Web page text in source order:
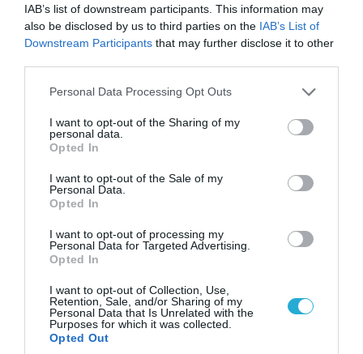
IAB’s list of downstream participants. This information may
also be disclosed by us to third parties on the IAB’s List of
Downstream Participants that may further disclose it to other
Please note that this website/app uses one or more Google
not limited to your visit or usage behaviour. You may click to
grant or deny consent to Google and its third-party tags to
use your data for below specified purposes in below Google
consent section.
Personal Data Processing Opt Outs
I want to opt-out of the Sharing of my
personal data.
Opted In
I want to opt-out of the Sale of my
Personal Data.
Opted In
I want to opt-out of processing my
Personal Data for Targeted Advertising.
Opted In
I want to opt-out of Collection, Use,
Retention, Sale, and/or Sharing of my
Personal Data that Is Unrelated with the
Purposes for which it was collected.
Opted Out
Το Ομάν συμφώνησε ότι τα Στενά του Ορμούζ
είναι υπό ιρανική κυριαρχία και επιτεύχθηκε
ΠΟΛΙΤΙΚΗ